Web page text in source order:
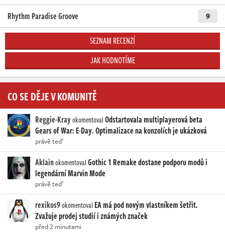
Rhythm Paradise Groove 9
SEZNAM RECENZÍ
JAK HODNOTÍME
CO SE DĚJE V KOMUNITĚ
Reggie-KrayokomentovalOdstartovala multiplayerová beta
Gears of War: E-Day. Optimalizace na konzolích je ukázková
právě teď
AklainokomentovalGothic 1 Remake dostane podporu modů i
legendární Marvin Mode
právě teď
rexikos9okomentoval EA má pod novým vlastníkem šetřit.
Zvažuje prodej studií i známých značek
před 2 minutami